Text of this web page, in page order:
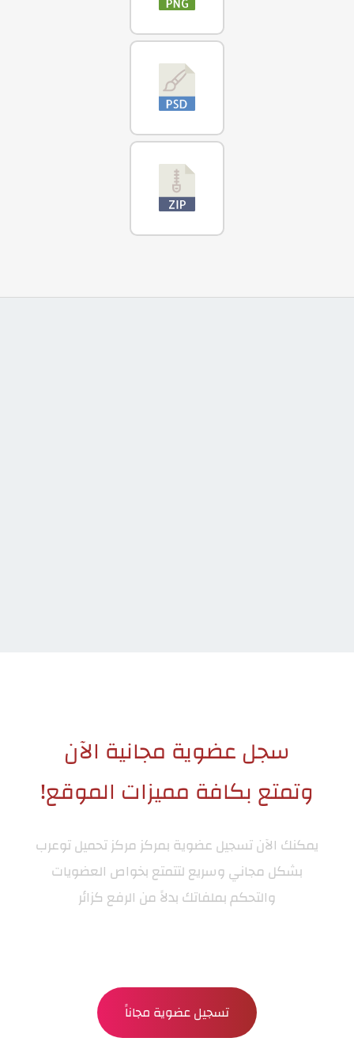
سجل عضوية مجانية الآن
وتمتع بكافة مميزات الموقع!
يمكنك الآن تسجيل عضوية بمركزمركز تحميل توعرب
بشكل مجاني وسريع لتتمتع بخواص العضويات
والتحكم بملفاتك بدلاً من الرفع كزائر
تسجيل عضوية مجاناً